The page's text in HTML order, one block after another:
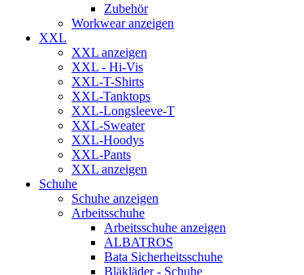
Zubehör
Workwear anzeigen
XXL
XXL anzeigen
XXL - Hi-Vis
XXL-T-Shirts
XXL-Tanktops
XXL-Longsleeve-T
XXL-Sweater
XXL-Hoodys
XXL-Pants
XXL anzeigen
Schuhe
Schuhe anzeigen
Arbeitsschuhe
Arbeitsschuhe anzeigen
ALBATROS
Bata Sicherheitsschuhe
Bläkläder - Schuhe